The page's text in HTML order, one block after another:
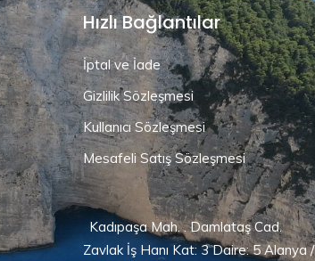
Hızlı Bağlantılar
İptal ve İade
Gizlilik Sözleşmesi
Kullanıcı Sözleşmesi
Mesafeli Satış Sözleşmesi
Kadıpaşa Mah. . Damlataş Cad.
Zavlak İş Hanı Kat: 3 Daire: 5 Alanya /